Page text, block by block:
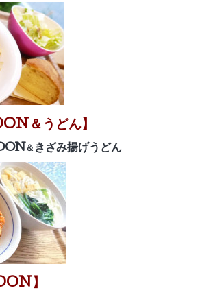
＆うどん】
ON ＆ きざみ揚げうどん
DON】